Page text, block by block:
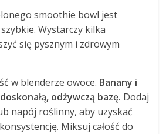
smoothie bowl jest
Wystarczy kilka
się pysznym i zdrowym
w blenderze owoce. Banany i
odżywczą bazę. Dodaj
napój roślinny, aby uzyskać
Miksuj całość do